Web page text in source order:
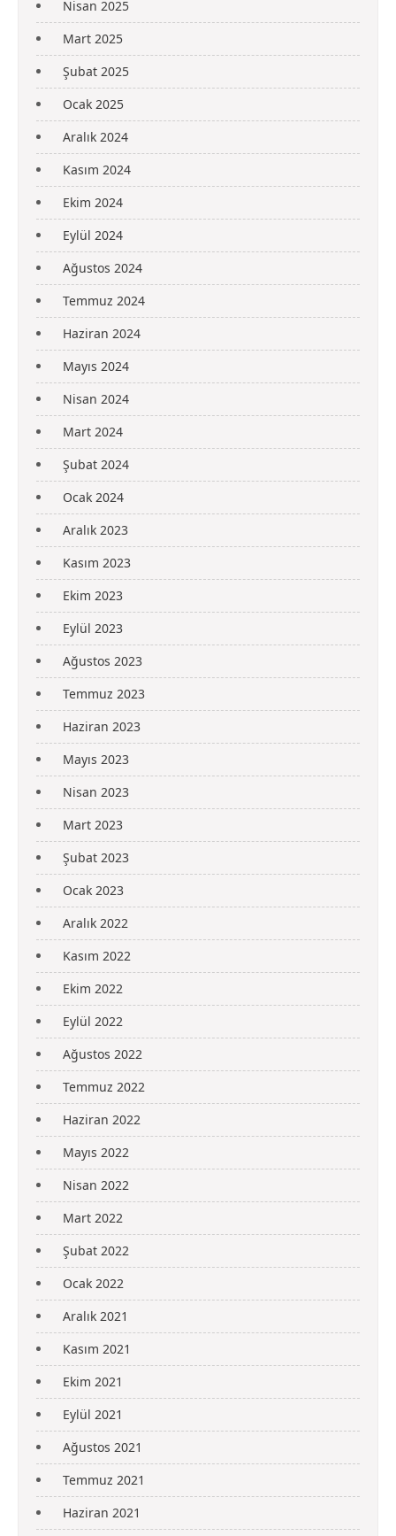
Nisan 2025
Mart 2025
Şubat 2025
Ocak 2025
Aralık 2024
Kasım 2024
Ekim 2024
Eylül 2024
Ağustos 2024
Temmuz 2024
Haziran 2024
Mayıs 2024
Nisan 2024
Mart 2024
Şubat 2024
Ocak 2024
Aralık 2023
Kasım 2023
Ekim 2023
Eylül 2023
Ağustos 2023
Temmuz 2023
Haziran 2023
Mayıs 2023
Nisan 2023
Mart 2023
Şubat 2023
Ocak 2023
Aralık 2022
Kasım 2022
Ekim 2022
Eylül 2022
Ağustos 2022
Temmuz 2022
Haziran 2022
Mayıs 2022
Nisan 2022
Mart 2022
Şubat 2022
Ocak 2022
Aralık 2021
Kasım 2021
Ekim 2021
Eylül 2021
Ağustos 2021
Temmuz 2021
Haziran 2021